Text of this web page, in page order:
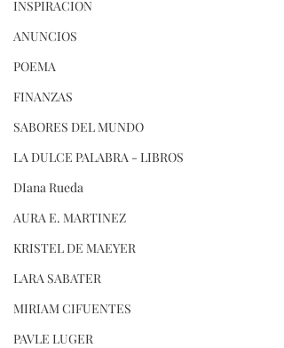
INSPIRACION
ANUNCIOS
POEMA
FINANZAS
SABORES DEL MUNDO
LA DULCE PALABRA - LIBROS
DIana Rueda
AURA E. MARTINEZ
KRISTEL DE MAEYER
LARA SABATER
MIRIAM CIFUENTES
PAVLE LUGER